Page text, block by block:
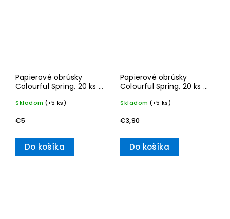
Papierové obrúsky
Colourful Spring, 20 ks –
Skladom (>5 ks)
€5
Do košíka
Papierové obrúsky
Colourful Spring, 20 ks –
Skladom (>5 ks)
€3,90
Do košíka